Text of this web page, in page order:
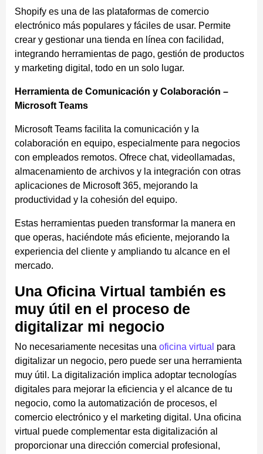
Shopify es una de las plataformas de comercio
electrónico más populares y fáciles de usar. Permite
crear y gestionar una tienda en línea con facilidad,
integrando herramientas de pago, gestión de productos
y marketing digital, todo en un solo lugar.
Herramienta de Comunicación y Colaboración –
Microsoft Teams
Microsoft Teams facilita la comunicación y la
colaboración en equipo, especialmente para negocios
con empleados remotos. Ofrece chat, videollamadas,
almacenamiento de archivos y la integración con otras
aplicaciones de Microsoft 365, mejorando la
productividad y la cohesión del equipo.
Estas herramientas pueden transformar la manera en
que operas, haciéndote más eficiente, mejorando la
experiencia del cliente y ampliando tu alcance en el
mercado.
Una Oficina Virtual también es
muy útil en el proceso de
digitalizar mi negocio
No necesariamente necesitas una oficina virtual para
digitalizar un negocio, pero puede ser una herramienta
muy útil. La digitalización implica adoptar tecnologías
digitales para mejorar la eficiencia y el alcance de tu
negocio, como la automatización de procesos, el
comercio electrónico y el marketing digital. Una oficina
virtual puede complementar esta digitalización al
proporcionar una dirección comercial profesional,